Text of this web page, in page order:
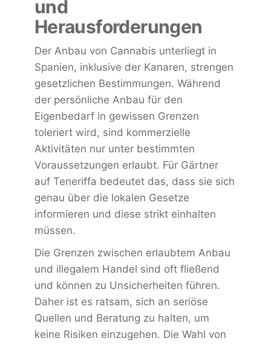
und
Herausforderungen
Der Anbau von Cannabis unterliegt in
Spanien, inklusive der Kanaren, strengen
gesetzlichen Bestimmungen. Während
der persönliche Anbau für den
Eigenbedarf in gewissen Grenzen
toleriert wird, sind kommerzielle
Aktivitäten nur unter bestimmten
Voraussetzungen erlaubt. Für Gärtner
auf Teneriffa bedeutet das, dass sie sich
genau über die lokalen Gesetze
informieren und diese strikt einhalten
müssen.
Die Grenzen zwischen erlaubtem Anbau
und illegalem Handel sind oft fließend
und können zu Unsicherheiten führen.
Daher ist es ratsam, sich an seriöse
Quellen und Beratung zu halten, um
keine Risiken einzugehen. Die Wahl von